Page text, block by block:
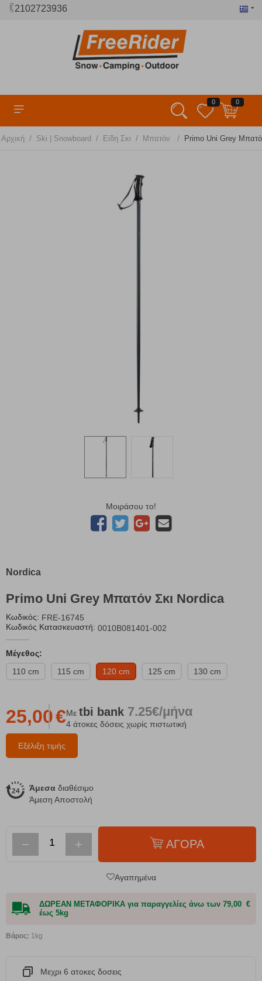
2102723936
0 0
Αρχική / Ski | Snowboard / Είδη Σκι / Μπατόν / Primo Uni Grey
Μοιράσου το!
Nordica
Primo Uni Grey Μπατόν Σκι Nordica
Κωδικός: FRE-16745
Κωδικός Κατασκευαστή: 0010B081401-002
Μέγεθος:
110 cm
115 cm 120 cm 125 cm 130 cm
Εξέλιξη τιμής
25,00€Με tbi bank 7.25€/μήνα
4 άτοκες δόσεις χωρίς πιστωτική
Άμεσα διαθέσιμο
Άμεση Αποστολή
− + ΑΓΟΡΑ
Αγαπημένα
ΔΩΡΕΑΝ ΜΕΤΑΦΟΡΙΚΑ για παραγγελίες άνω των 79,00 €
έως 5kg
Βάρος: 1kg
Μεχρι 6 ατοκες δοσεις